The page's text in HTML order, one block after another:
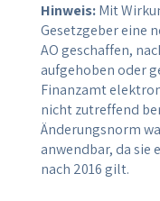
Hinweis:Mit
Gesetzgeber eine
AO geschaffen,
aufgehoben oder
Finanzamt
nicht zutreffend
Änderungsnorm
anwendbar, da sie
nach 2016 gilt.